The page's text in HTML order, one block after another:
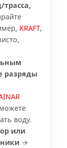
трасса,
KRAFT,
разряды
воду.
или
→